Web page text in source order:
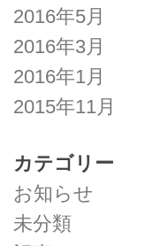
2016年5月
2016年3月
2016年1月
2015年11月
カテゴリー
お知らせ
未分類